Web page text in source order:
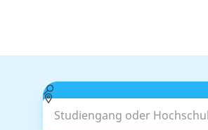
Studiengang oder Hochschule